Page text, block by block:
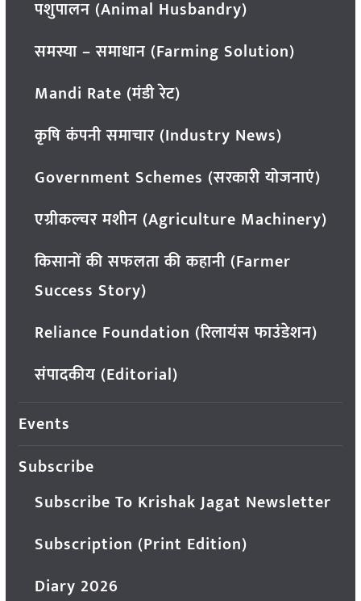
पशुपालन (Animal Husbandry)
समस्या – समाधान (Farming Solution)
Mandi Rate (मंडी रेट)
कृषि कंपनी समाचार (Industry News)
Government Schemes (सरकारी योजनाएं)
एग्रीकल्चर मशीन (Agriculture Machinery)
किसानों की सफलता की कहानी (Farmer
Success Story)
Reliance Foundation (रिलायंस फाउंडेशन)
संपादकीय (Editorial)
Events
Subscribe
Subscribe To Krishak Jagat Newsletter
Subscription (Print Edition)
Diary 2026